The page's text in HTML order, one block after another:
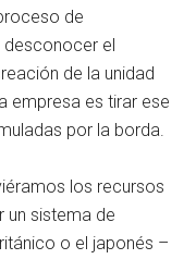
de
el
de la unidad
empresa es tirar ese
por la borda.
los recursos
un sistema de
o el japonés –